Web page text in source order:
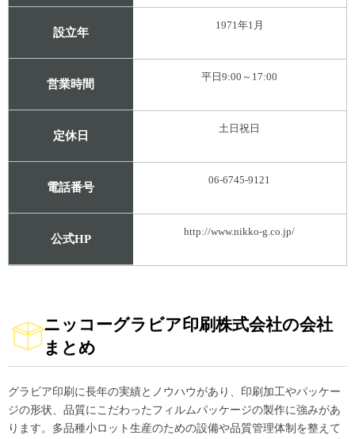
設立年
1971年1月
営業時間
平日9:00～17:00
定休日
土日祝日
電話番号
06-6745-9121
公式HP
http://www.nikko-g.co.jp/
ニッコーグラビア印刷株式会社の会社
まとめ
グラビア印刷に長年の実績とノウハウがあり、印刷加工やパッケー
ジの形状、品質にこだわったフィルムパッケージの製作に強みがあ
ります。多品種小ロット生産のための設備や品質管理体制を整えて